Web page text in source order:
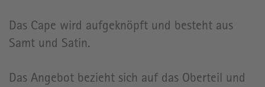
Das Cape wird aufgeknöpft und besteht aus
Samt und Satin.
Das Angebot bezieht sich auf das Oberteil und